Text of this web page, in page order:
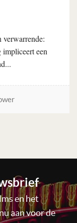
een
en het
aan voor de